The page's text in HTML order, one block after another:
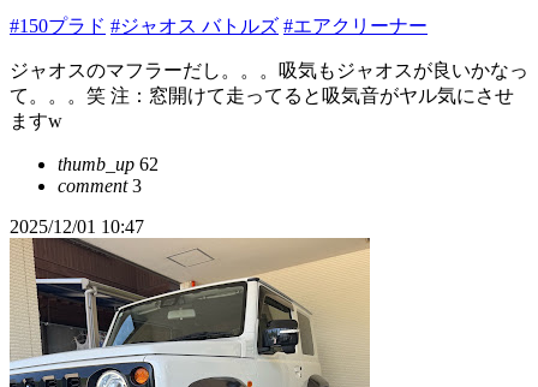
#150プラド #ジャオス バトルズ #エアクリーナー
ジャオスのマフラーだし。。。吸気もジャオスが良いかなっ
て。。。笑 注：窓開けて走ってると吸気音がヤル気にさせ
ますw
thumb_up 62
comment3
2025/12/01 10:47